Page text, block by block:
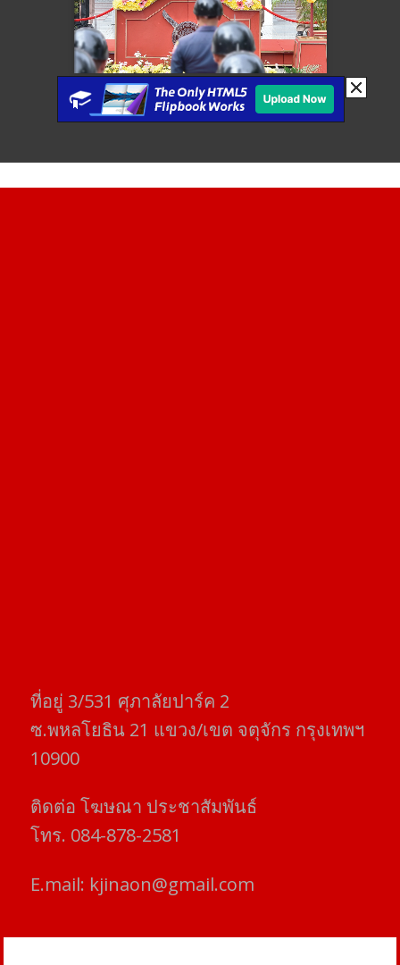
ที่อยู่​ 3/531​ ศุภาลัยปาร์ค​ 2
ซ.พหลโยธิน​ 21​ แขวง/เขต​ จตุจักร​ กรุงเทพฯ
10900
ติดต่อ​ โฆษณา​ ประชาสัมพันธ์
โทร​. 084-878-2581
E.mail: kjinaon@gmail.com